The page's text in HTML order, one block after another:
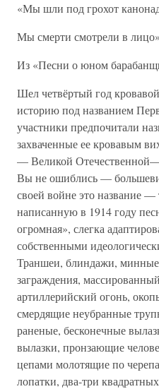
«Мы шли под грохот
Мы смерти смотрели в
Из «Песни о юном
Шел четвёртый год
историю под названием
участники предпочитали
захваченные ее кровавым
— Великой Отечественной—
Вы не ошиблись —
своей войне это название
написанную в 1914 году
огромная», слегка
собственными
Траншеи, блиндажи,
заграждения,
артиллерийский огонь,
смердящие неубранные
раненые, бесконечные
вылазки, пронзающие
цепами молотящие по
лопатки, два-три